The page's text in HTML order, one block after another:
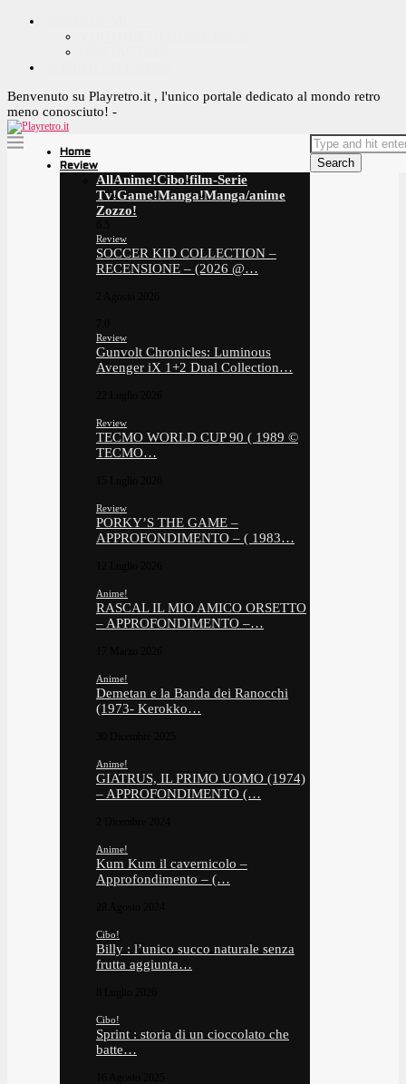
Benvenuto su Playretro.it , l'unico portale dedicato al mondo retro
meno conosciuto! -
Home
Review
AllAnime!Cibo!film-Serie
Tv!Game!Manga!Manga/anime
Zozzo!
Review
SOCCER KID COLLECTION –
RECENSIONE – (2026 @…
Review
Gunvolt Chronicles: Luminous
Avenger iX 1+2 Dual Collection…
Review
TECMO WORLD CUP 90 ( 1989 ©
TECMO…
Review
PORKY’S THE GAME –
APPROFONDIMENTO – ( 1983…
Anime!
RASCAL IL MIO AMICO ORSETTO
– APPROFONDIMENTO –…
Anime!
Demetan e la Banda dei Ranocchi
(1973- Kerokko…
Anime!
GIATRUS, IL PRIMO UOMO (1974)
– APPROFONDIMENTO (…
Anime!
Kum Kum il cavernicolo –
Approfondimento – (…
Cibo!
Billy : l’unico succo naturale senza
frutta aggiunta…
Cibo!
Sprint : storia di un cioccolato che
batte…
Search